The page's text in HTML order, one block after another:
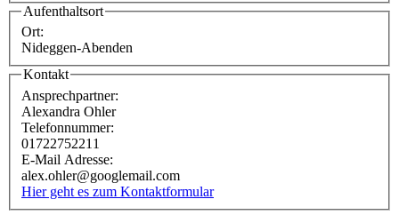
Aufenthaltsort
Ort:
Nideggen-Abenden
Kontakt
Ansprechpartner:
Alexandra Ohler
Telefonnummer:
01722752211
E-Mail Adresse:
alex.ohler@googlemail.com
Hier geht es zum Kontaktformular